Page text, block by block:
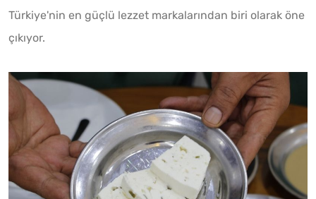
Türkiye'nin en güçlü lezzet markalarından biri olarak öne
çıkıyor.